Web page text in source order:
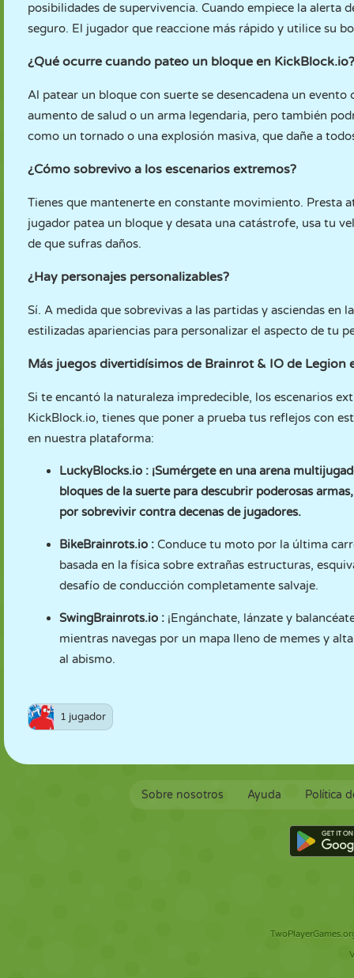
posibilidades de supervivencia. Cuando empiece la alerta
seguro. El jugador que reaccione más rápido y utilice su
¿Qué ocurre cuando pateo un bloque en KickBlock.io?
Al patear un bloque con suerte se desencadena un
aumento de salud o un arma legendaria, pero también
como un tornado o una explosión masiva, que dañe a
¿Cómo sobrevivo a los escenarios extremos?
Tienes que mantenerte en constante movimiento. Presta
jugador patea un bloque y desata una catástrofe, usa tu
de que sufras daños.
¿Hay personajes personalizables?
Sí. A medida que sobrevivas a las partidas y asciendas
estilizadas apariencias para personalizar el aspecto de tu
Más juegos divertidísimos de Brainrot & IO de Legion
Si te encantó la naturaleza impredecible, los escenarios
KickBlock.io, tienes que poner a prueba tus reflejos con
en nuestra plataforma:
LuckyBlocks.io : ¡Sumérgete en una arena
bloques de la suerte para descubrir poderosas
por sobrevivir contra decenas de jugadores.
BikeBrainrots.io : Conduce tu moto por la última
basada en la física sobre extrañas estructuras,
desafío de conducción completamente salvaje.
SwingBrainrots.io : ¡Engánchate, lánzate y
mientras navegas por un mapa lleno de memes y
al abismo.
1 jugador
Sobre nosotros Ayuda Política